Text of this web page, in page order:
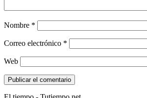
Nombre *
Correo electrónico *
Web